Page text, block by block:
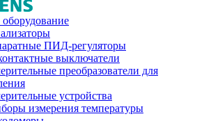
ПИД-регуляторы
выключатели
преобразователи для
устройства
измерения температуры